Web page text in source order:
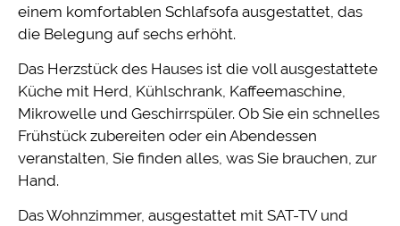
einem komfortablen Schlafsofa ausgestattet, das
die Belegung auf sechs erhöht.
Das Herzstück des Hauses ist die voll ausgestattete
Küche mit Herd, Kühlschrank, Kaffeemaschine,
Mikrowelle und Geschirrspüler. Ob Sie ein schnelles
Frühstück zubereiten oder ein Abendessen
veranstalten, Sie finden alles, was Sie brauchen, zur
Hand.
Das Wohnzimmer, ausgestattet mit SAT-TV und